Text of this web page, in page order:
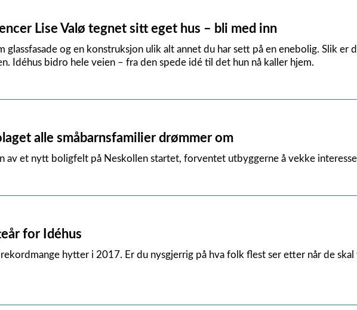
Lise Valø tegnet sitt eget hus – bli med inn
glassfasade og en konstruksjon ulik alt annet du har sett på en enebolig. Slik
Idéhus bidro hele veien – fra den spede idé til det hun nå kaller hjem.
alle småbarnsfamilier drømmer om
av et nytt boligfelt på Neskollen startet, forventet utbyggerne å vekke
for Idéhus
rekordmange hytter i 2017. Er du nysgjerrig på hva folk flest ser etter når de